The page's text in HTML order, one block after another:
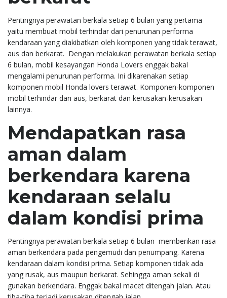
Pentingnya perawatan berkala setiap 6 bulan yang pertama
yaitu membuat mobil terhindar dari penurunan performa
kendaraan yang diakibatkan oleh komponen yang tidak terawat,
aus dan berkarat. Dengan melakukan perawatan berkala setiap
6 bulan, mobil kesayangan Honda Lovers enggak bakal
mengalami penurunan performa. Ini dikarenakan setiap
komponen mobil Honda lovers terawat. Komponen-komponen
mobil terhindar dari aus, berkarat dan kerusakan-kerusakan
lainnya.
Mendapatkan rasa
aman dalam
berkendara karena
kendaraan selalu
dalam kondisi prima
Pentingnya perawatan berkala setiap 6 bulan memberikan rasa
aman berkendara pada pengemudi dan penumpang. Karena
kendaraan dalam kondisi prima. Setiap komponen tidak ada
yang rusak, aus maupun berkarat. Sehingga aman sekali di
gunakan berkendara. Enggak bakal macet ditengah jalan. Atau